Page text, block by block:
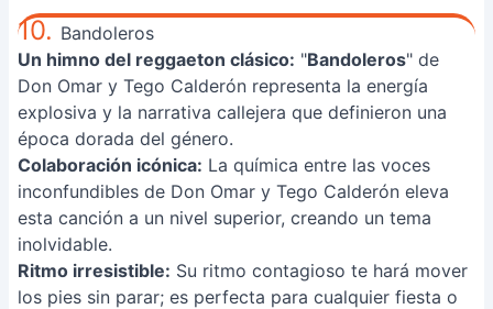
10. Bandoleros
Un himno del reggaeton clásico: "Bandoleros" de
Don Omar y Tego Calderón representa la energía
explosiva y la narrativa callejera que definieron una
época dorada del género.
Colaboración icónica: La química entre las voces
inconfundibles de Don Omar y Tego Calderón eleva
esta canción a un nivel superior, creando un tema
inolvidable.
Ritmo irresistible: Su ritmo contagioso te hará mover
los pies sin parar; es perfecta para cualquier fiesta o